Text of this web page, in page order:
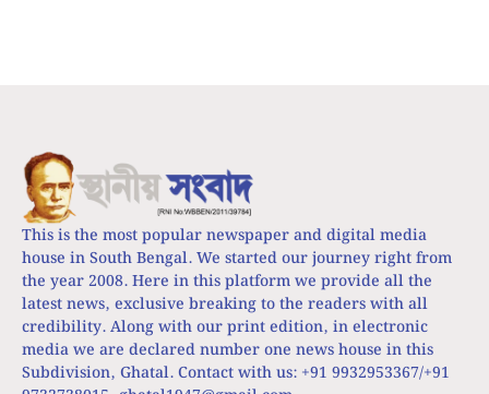
This is the most popular newspaper and digital media
house in South Bengal. We started our journey right from
the year 2008. Here in this platform we provide all the
latest news, exclusive breaking to the readers with all
credibility. Along with our print edition, in electronic
media we are declared number one news house in this
Subdivision, Ghatal. Contact with us: +91 9932953367/+91